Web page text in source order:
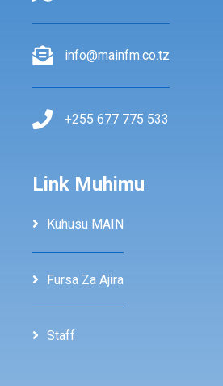
info@mainfm.co.tz
+255 677 775 533
Link Muhimu
Kuhusu MAIN
Fursa Za Ajira
Staff